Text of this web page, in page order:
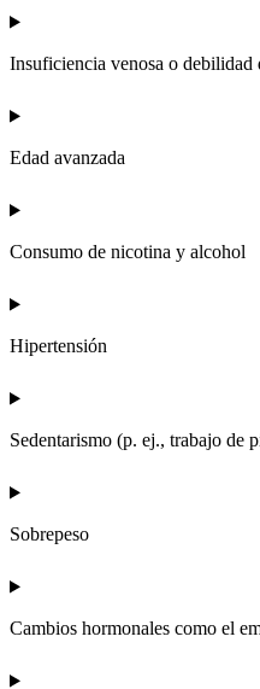
Insuficiencia venosa o
Edad avanzada
Consumo de nicotina y alcohol
Hipertensión
Sedentarismo (p. ej., trabajo de
Sobrepeso
Cambios hormonales como el